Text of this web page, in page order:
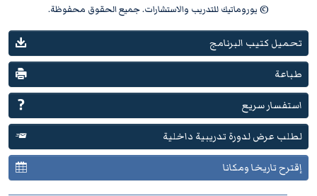
© يوروماتيك للتدريب والاستشارات. جميع الحقوق محفوظة.
تحميل كتيب البرنامج
طباعة
استفسار سريع
لطلب عرض لدورة تدريبية داخلية
إقترح تاريخا ومكانا